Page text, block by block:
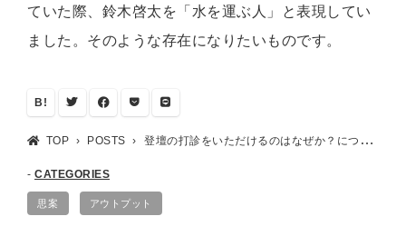
ていた際、鈴木啓太を「水を運ぶ人」と表現してい
ました。そのような存在になりたいものです。
B!
TOP POSTS 登壇の打診をいただけるのはなぜか？について考えてみる
CATEGORIES
思案 アウトプット